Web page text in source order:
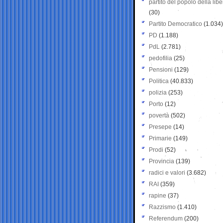
partito del popolo della
(30)
Partito Democratico (1.034)
PD (1.188)
PdL (2.781)
pedofilia (25)
Pensioni (129)
Politica (40.833)
polizia (253)
Porto (12)
povertà (502)
Presepe (14)
Primarie (149)
Prodi (52)
Provincia (139)
radici e valori (3.682)
RAI (359)
rapine (37)
Razzismo (1.410)
Referendum (200)